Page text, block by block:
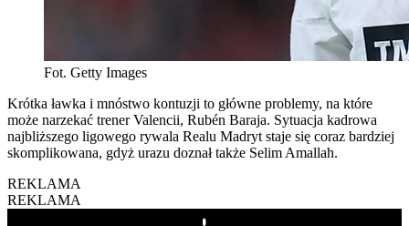
Fot. Getty Images
Krótka ławka i mnóstwo kontuzji to główne problemy, na które
może narzekać trener Valencii, Rubén Baraja. Sytuacja kadrowa
najbliższego ligowego rywala Realu Madryt staje się coraz bardziej
skomplikowana, gdyż urazu doznał także Selim Amallah.
REKLAMA
REKLAMA